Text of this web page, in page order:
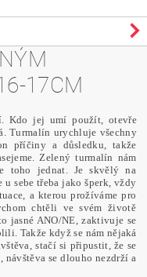
17CM
Kdo jej umí použít, otevře
Turmalín urychluje všechny
příčiny a důsledku, takže
Zelený turmalín nám
toho jednat. Je skvělý na
sebe třeba jako šperk, vždy
a kterou prožíváme pro
chtěli ve svém životě
jasné ANO/NE, zaktivuje se
Takže když se nám nějaká
stačí si připustit, že se
se dlouho nezdrží a